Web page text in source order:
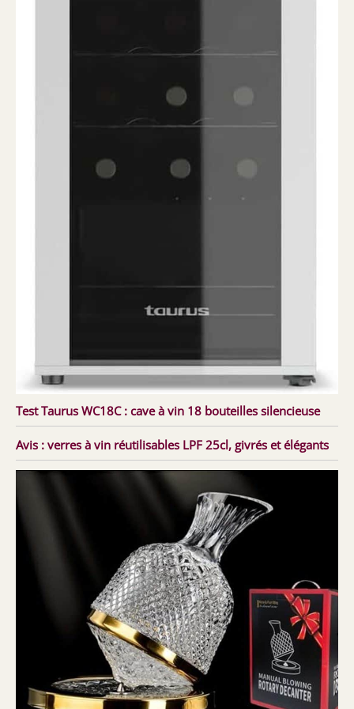
Test Taurus WC18C : cave à vin 18 bouteilles silencieuse
Avis : verres à vin réutilisables LPF 25cl, givrés et élégants